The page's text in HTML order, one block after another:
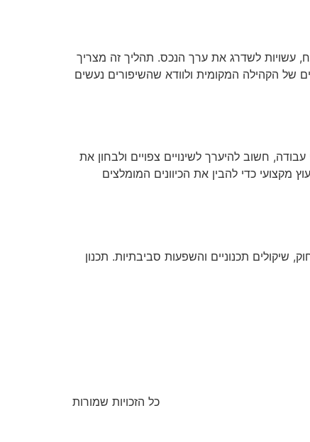
עשויות לשדרג את ערך הנכס. תהליך זה מצריך
הקהילה המקומית ולוודא שהשיפורים נעשים
חשוב להיערך לשינויים צפויים ולבחון את
מקצועי כדי להבין את הכיוונים המומלצים
שיקולים תכנוניים והשפעות סביבתיות. תכנון
כל הזכויות שמורות